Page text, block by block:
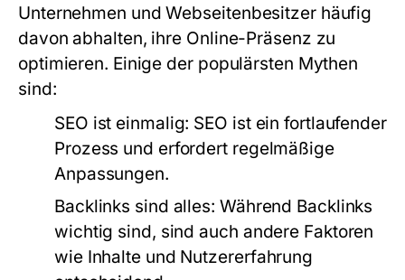
Unternehmen und Webseitenbesitzer häufig
davon abhalten, ihre Online-Präsenz zu
optimieren. Einige der populärsten Mythen
sind:
SEO ist einmalig: SEO ist ein fortlaufender
Prozess und erfordert regelmäßige
Anpassungen.
Backlinks sind alles: Während Backlinks
wichtig sind, sind auch andere Faktoren
wie Inhalte und Nutzererfahrung